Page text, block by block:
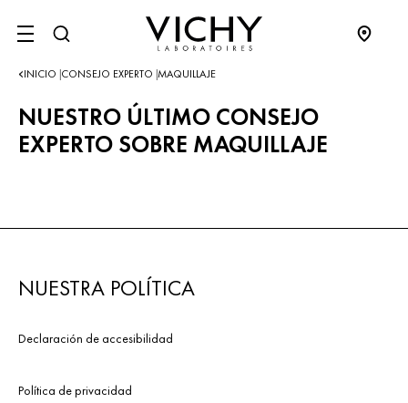
SITE MENU
INICIO CONSEJO EXPERTO MAQUILLAJE
NUESTRO ÚLTIMO CONSEJO
EXPERTO SOBRE MAQUILLAJE
NUESTRA POLÍTICA
Declaración de accesibilidad
Política de privacidad